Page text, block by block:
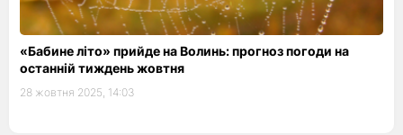
«Бабине літо» прийде на Волинь: прогноз погоди на
останній тиждень жовтня
28 жовтня 2025, 14:03